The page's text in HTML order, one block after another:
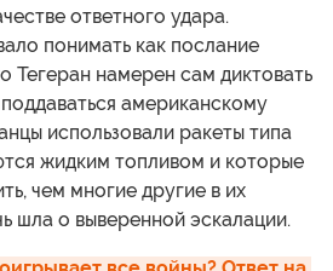
ответного удара.
понимать как послание
Тегеран намерен сам диктовать
американскому
использовали ракеты типа
жидким топливом и которые
чем многие другие в их
шла о выверенной эскалации.